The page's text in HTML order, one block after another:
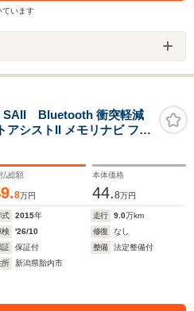
ています
SAII Bluetooth 衝突軽減
アシストII メモリナビ フル
キー 純正アルミ
総額
8万円
本体価格
44.8万円
式 2015年 走行 9.0万km
検
'26/10 修復
なし
証
保証付 整備
法定整備付
所
新潟県胎内市